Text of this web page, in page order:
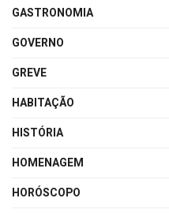
GASTRONOMIA
GOVERNO
GREVE
HABITAÇÃO
HISTÓRIA
HOMENAGEM
HORÓSCOPO